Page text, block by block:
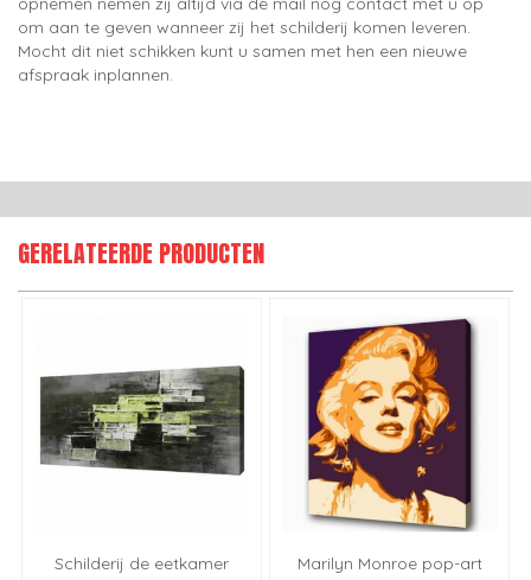
om aan te geven wanneer zij het schilderij komen leveren.
Mocht dit niet schikken kunt u samen met hen een nieuwe
afspraak inplannen.
GERELATEERDE PRODUCTEN
Schilderij de eetkamer
Marilyn Monroe pop-art